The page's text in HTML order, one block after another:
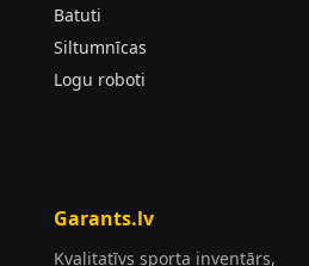
Batuti
Siltumnīcas
Logu roboti
Garants.lv
Kvalitatīvs sporta inventārs,